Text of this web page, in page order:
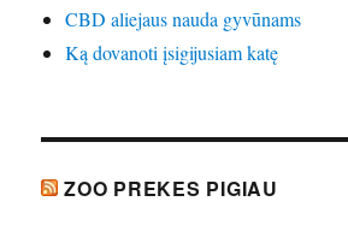
CBD aliejaus nauda gyvūnams
Ką dovanoti įsigijusiam katę
ZOO PREKES PIGIAU